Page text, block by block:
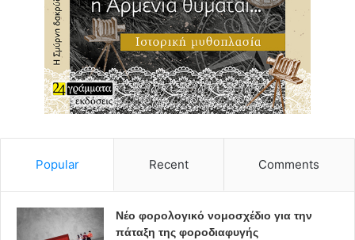
Popular Recent Comments
Νέο φορολογικό νομοσχέδιο για την
πάταξη της φοροδιαφυγής